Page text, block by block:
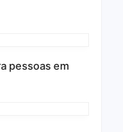
pessoas em